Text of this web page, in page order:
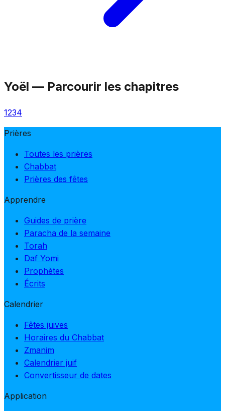
Yoël — Parcourir les chapitres
1234
Prières
Toutes les prières
Chabbat
Prières des fêtes
Apprendre
Guides de prière
Paracha de la semaine
Torah
Daf Yomi
Prophètes
Écrits
Calendrier
Fêtes juives
Horaires du Chabbat
Zmanim
Calendrier juif
Convertisseur de dates
Application